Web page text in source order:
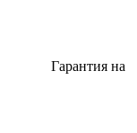
Гарантия на